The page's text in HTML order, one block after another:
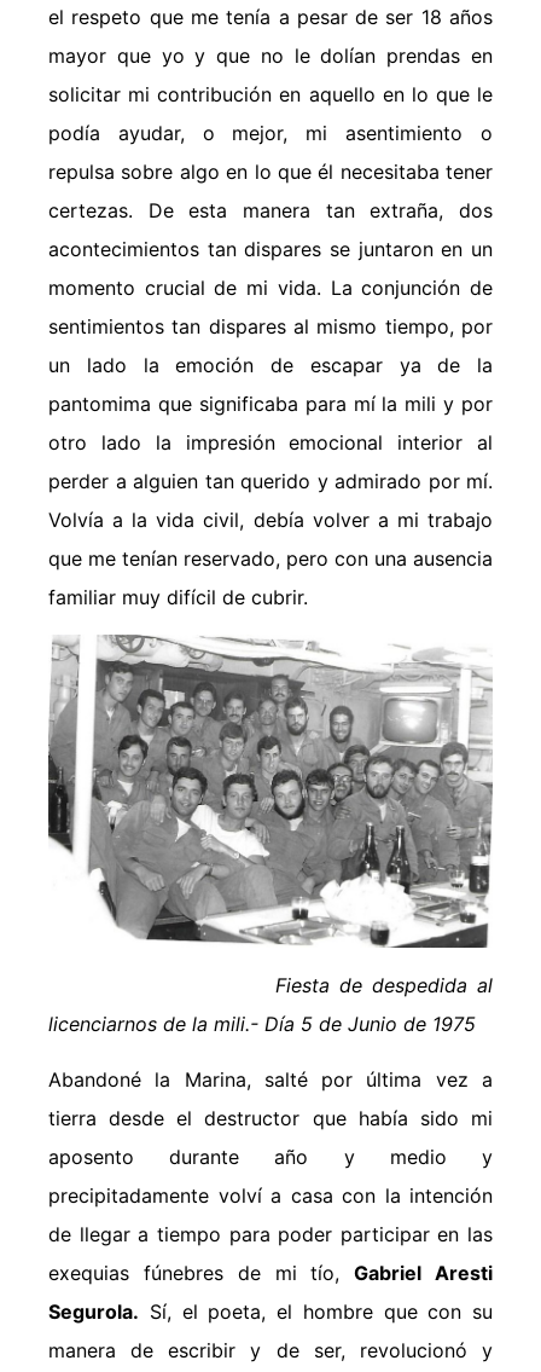
el respeto que me tenía a pesar de ser 18 años
mayor que yo y que no le dolían prendas en
solicitar mi contribución en aquello en lo que le
podía ayudar, o mejor, mi asentimiento o
repulsa sobre algo en lo que él necesitaba tener
certezas. De esta manera tan extraña, dos
acontecimientos tan dispares se juntaron en un
momento crucial de mi vida. La conjunción de
sentimientos tan dispares al mismo tiempo, por
un lado la emoción de escapar ya de la
pantomima que significaba para mí la mili y por
otro lado la impresión emocional interior al
perder a alguien tan querido y admirado por mí.
Volvía a la vida civil, debía volver a mi trabajo
que me tenían reservado, pero con una ausencia
familiar muy difícil de cubrir.
Fiesta de despedida al
licenciarnos de la mili.- Día 5 de Junio de 1975
Abandoné la Marina, salté por última vez a
tierra desde el destructor que había sido mi
aposento durante año y medio y
precipitadamente volví a casa con la intención
de llegar a tiempo para poder participar en las
exequias fúnebres de mi tío,Gabriel Aresti
Segurola. Sí, el poeta, el hombre que con su
manera de escribir y de ser, revolucionó y